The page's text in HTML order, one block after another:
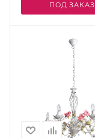
ПОД ЗАКАЗ